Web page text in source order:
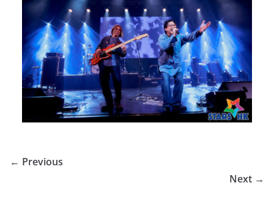
← Previous
Next →